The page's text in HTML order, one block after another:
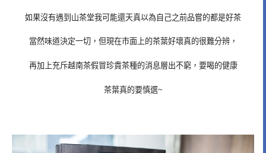
如果沒有遇到山茶堂我可能還天真以為自己之前品嘗的都是好茶
當然味道決定一切，但現在市面上的茶葉好壞真的很難分辨，
再加上充斥越南茶假冒珍貴茶種的消息層出不窮，要喝的健康
茶葉真的要慎選~